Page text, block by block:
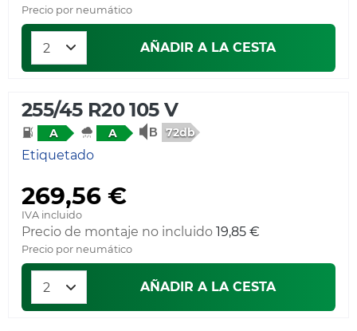
Precio por neumático
AÑADIR A LA CESTA
255/45 R20 105 V
A A 72db
Etiquetado
269,56 €
IVA incluido
Precio de montaje no incluido 19,85 €
Precio por neumático
AÑADIR A LA CESTA